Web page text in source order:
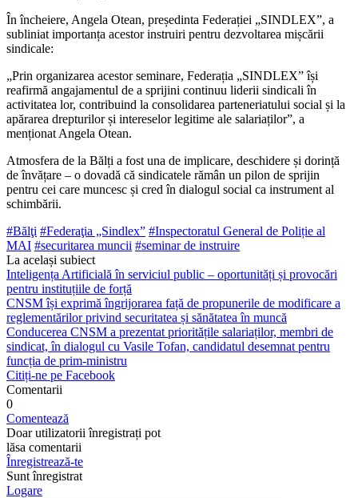
În încheiere, Angela Otean, președinta Federației „SINDLEX”, a
subliniat importanța acestor instruiri pentru dezvoltarea mișcării
sindicale:
„Prin organizarea acestor seminare, Federația „SINDLEX” își
reafirmă angajamen­tul de a sprijini continuu liderii sindicali în
activitatea lor, contribuind la consolidarea parteneriatului social și la
apărarea dreptu­rilor și intereselor legitime ale salariaților”, a
menționat Angela Otean.
Atmosfera de la Bălți a fost una de im­plicare, deschidere și dorință
de învățare – o dovadă că sindicatele rămân un pilon de sprijin
pentru cei care muncesc și cred în di­alogul social ca instrument al
schimbării.
#Bălţi #Federaţia „Sindlex” #Inspectoratul General de Poliție al
MAI #securitarea muncii #seminar de instruire
La același subiect
Inteligența Artificială în serviciul public – oportunități și provocări
pentru instituțiile de forță
CNSM își exprimă îngrijorarea față de propunerile de modificare a
reglementărilor privind securitatea și sănătatea în muncă
Conducerea CNSM a prezentat prioritățile salariaților, membri de
sindicat, în dialogul cu Vasile Tofan, candidatul desemnat pentru
funcția de prim-ministru
Citiți-ne pe Facebook
Comentarii
0
Comentează
Doar utilizatorii înregistrați pot
lăsa comentarii
Înregistrează-te
Sunt înregistrat
Logare